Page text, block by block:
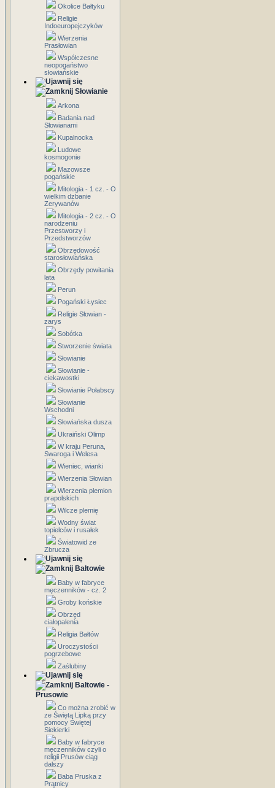
Okolice Bałtyku
Religie
Indoeuropejczyków
Wierzenia
Prasłowian
Współczesne
neopogaństwo
słowiańskie
Słowianie
Arkona
Badania nad
Słowianami
Kupalnocka
Ludowe
kosmogonie
Mazowsze
pogańskie
Mitologia - 1 cz. - O
wielkim dzbanie
Zerywanów
Mitologia - 2 cz. - O
narodzeniu
Przestworzy i
Przedstworzów
Obrzędowość
starosłowiańska
Obrzędy powitania
lata
Perun
Pogański Łysiec
Religie Słowian -
zarys
Sobótka
Stworzenie świata
Słowianie
Słowianie -
ciekawostki
Słowianie Połabscy
Słowianie
Wschodni
Słowiańska dusza
Ukraiński Olimp
W kraju Peruna,
Swaroga i Welesa
Wieniec, wianki
Wierzenia Słowian
Wierzenia plemion
prapolskich
Wilcze plemię
Wodny świat
topielców i rusałek
Światowid ze
Zbrucza
Bałtowie
Baby w fabryce
męczenników - cz. 2
Groby końskie
Obrzęd
ciałopalenia
Religia Bałtów
Uroczystości
pogrzebowe
Zaślubiny
Bałtowie -
Prusowie
Co można zrobić w
ze Świętą Lipką przy
pomocy Świętej
Siekierki
Baby w fabryce
męczenników czyli o
religii Prusów ciąg
dalszy
Baba Pruska z
Prątnicy